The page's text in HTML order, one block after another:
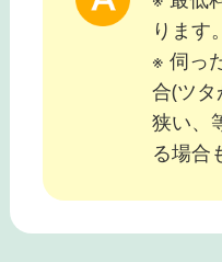
ります。
※ 伺っ
合(ツ
狭い、
る場合